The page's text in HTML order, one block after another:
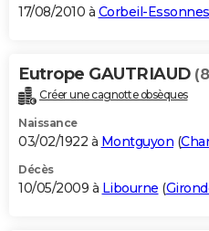
17/08/2010 à Corbeil-Essonnes
Eutrope GAUTRIAUD
Créer une cagnotte obsèques
Naissance
03/02/1922 à Montguyon (
Décès
10/05/2009 à Libourne (